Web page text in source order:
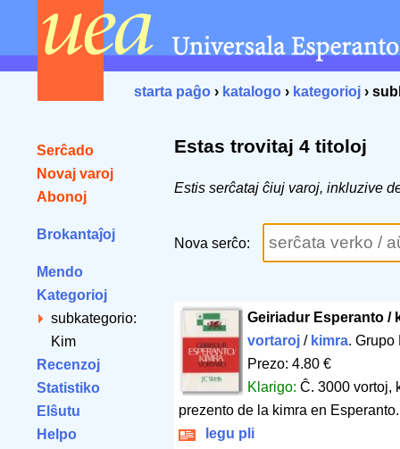
starta paĝo › katalogo › kategorioj ›
Serĉado
Novaj varoj
Abonoj
Brokantaĵoj
Mendo
Kategorioj
subkategorio:
Kim
Recenzoj
Statistiko
Elŝutu
Helpo
Estas trovitaj 4 titoloj
Estis serĉataj ĉiuj varoj, inkluzive
Nova serĉo:
Geiriadur Esperanto /
vortaroj/ kimra. Grupo
Prezo: 4.80 €
Klarigo: Ĉ. 3000 vortoj,
prezento de la kimra en Esperanto.
legu pli